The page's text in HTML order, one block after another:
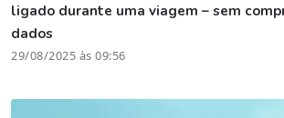
ligado durante uma viagem – sem
dados
29/08/2025 às 09:56